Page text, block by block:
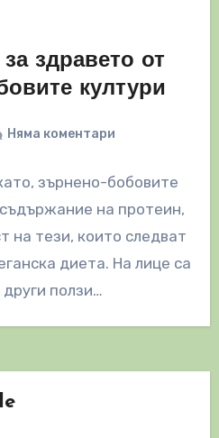
здравето от
култури
Няма коментари
зърнено-бобовите
на протеин,
на тези, които следват
диета. На лице са
ползи…